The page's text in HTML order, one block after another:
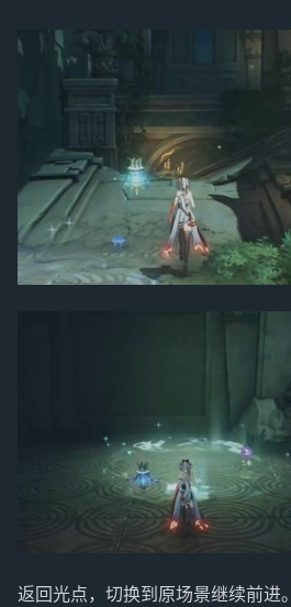
返回光点，切换到原场景继续前进。